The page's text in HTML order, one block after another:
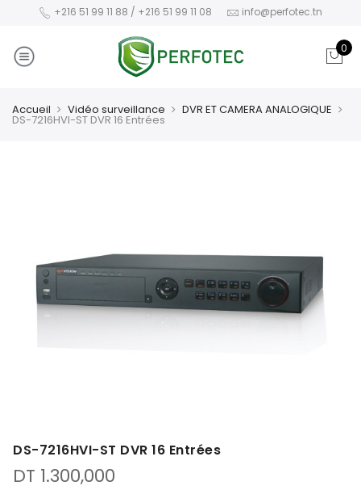
+216 51 99 11 88 / +216 51 99 11 08 info@perfotec.tn
0
Accueil Vidéo surveillance DVR ET CAMERA ANALOGIQUE
DS-7216HVI-ST DVR 16 Entrées
DS-7216HVI-ST DVR 16 Entrées
DT 1.300,000